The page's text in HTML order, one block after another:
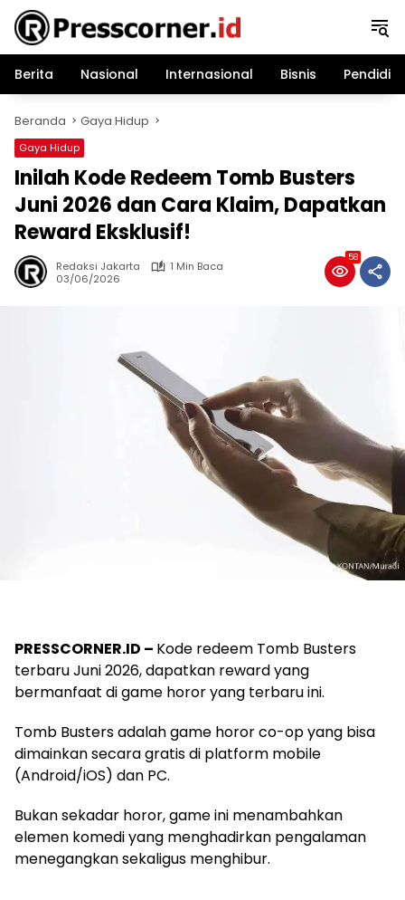
Langsung
konten
Berita
Nasional Internasional Bisnis
Beranda Gaya Hidup
Gaya Hidup
Inilah Kode Redeem Tomb Busters
Juni 2026 dan Cara Klaim, Dapatkan
Reward Eksklusif!
Redaksi Jakarta
1 Min Baca
03/06/2026
58
PRESSCORNER.ID – Kode redeem Tomb Busters
terbaru Juni 2026, dapatkan reward yang
bermanfaat di game horor yang terbaru ini.
Tomb Busters adalah game horor co-op yang bisa
dimainkan secara gratis di platform mobile
(Android/iOS) dan PC.
Bukan sekadar horor, game ini menambahkan
elemen komedi yang menghadirkan pengalaman
menegangkan sekaligus menghibur.